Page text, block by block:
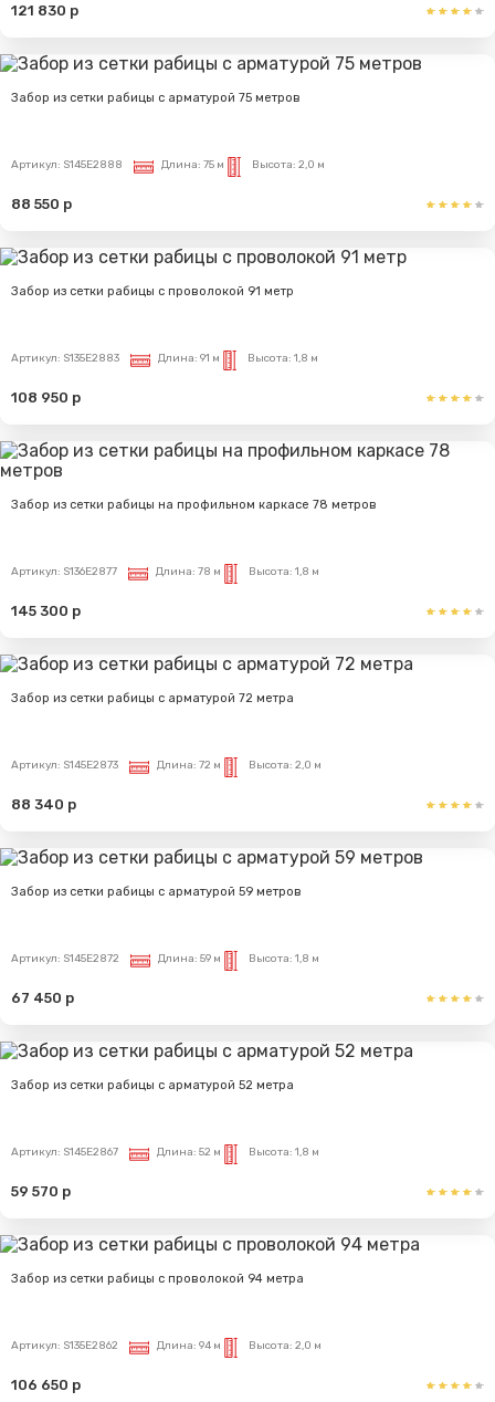
121 830 р
Забор из сетки рабицы с арматурой 75 метров
Артикул: S145E2888 Длина: 75 м Высота: 2,0 м
88 550 р
Забор из сетки рабицы с проволокой 91 метр
Артикул: S135E2883 Длина: 91 м Высота: 1,8 м
108 950 р
Забор из сетки рабицы на профильном каркасе 78 метров
Артикул: S136E2877 Длина: 78 м Высота: 1,8 м
145 300 р
Забор из сетки рабицы с арматурой 72 метра
Артикул: S145E2873 Длина: 72 м Высота: 2,0 м
88 340 р
Забор из сетки рабицы с арматурой 59 метров
Артикул: S145E2872 Длина: 59 м Высота: 1,8 м
67 450 р
Забор из сетки рабицы с арматурой 52 метра
Артикул: S145E2867 Длина: 52 м Высота: 1,8 м
59 570 р
Забор из сетки рабицы с проволокой 94 метра
Артикул: S135E2862 Длина: 94 м Высота: 2,0 м
106 650 р